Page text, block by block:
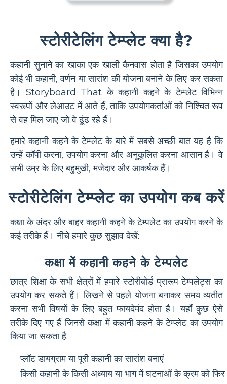
स्टोरीटेलिंग टेम्प्लेट क्या है?
कहानी सुनाने का खाका एक खाली कैनवास होता है जिसका उपयोग
कोई भी कहानी, वर्णन या सारांश की योजना बनाने के लिए कर सकता
है। Storyboard That के कहानी कहने के टेम्प्लेट विभिन्न
स्वरूपों और लेआउट में आते हैं, ताकि उपयोगकर्ताओं को निश्चित रूप
से वह मिल जाए जो वे ढूंढ रहे हैं।
हमारे कहानी कहने के टेम्प्लेट के बारे में सबसे अच्छी बात यह है कि
उन्हें कॉपी करना, उपयोग करना और अनुकूलित करना आसान है। वे
सभी उम्र के लिए बहुमुखी, मजेदार और आकर्षक हैं।
स्टोरीटेलिंग टेम्प्लेट का उपयोग कब करें
कक्षा के अंदर और बाहर कहानी कहने के टेम्पलेट का उपयोग करने के
कई तरीके हैं। नीचे हमारे कुछ सुझाव देखें:
कक्षा में कहानी कहने के टेम्पलेट
छात्र शिक्षा के सभी क्षेत्रों में हमारे स्टोरीबोर्ड प्रारूप टेम्पलेट्स का
उपयोग कर सकते हैं। लिखने से पहले योजना बनाकर समय व्यतीत
करना सभी विषयों के लिए बहुत फायदेमंद होता है। यहाँ कुछ ऐसे
तरीके दिए गए हैं जिनसे कक्षा में कहानी कहने के टेम्प्लेट का उपयोग
किया जा सकता है:
प्लॉट डायग्राम या पूरी कहानी का सारांश बनाएं
किसी कहानी के किसी अध्याय या भाग में घटनाओं के क्रम को फिर